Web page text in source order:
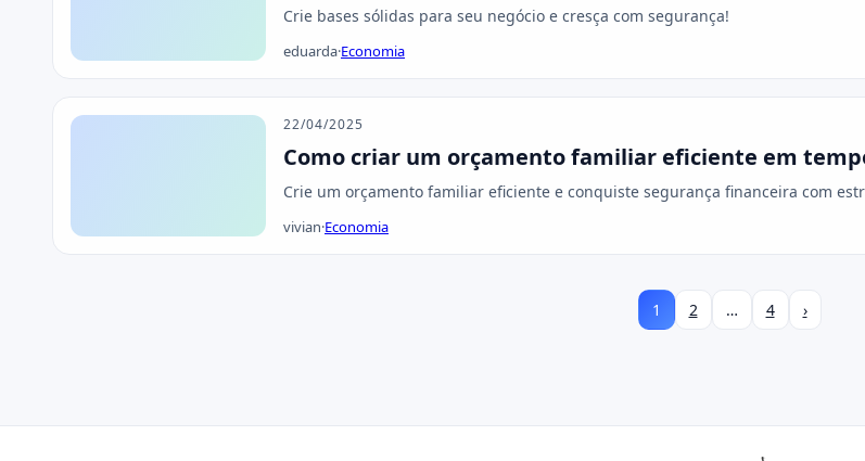
Crie bases sólidas para seu negócio e cresça com segurança!
eduarda·Economia
22/04/2025
Como criar um orçamento familiar eficiente em
Crie um orçamento familiar eficiente e conquiste segurança financeira com
vivian·Economia
1 2 … 4 ›